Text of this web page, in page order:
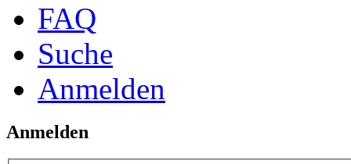
FAQ
Suche
Anmelden
Anmelden